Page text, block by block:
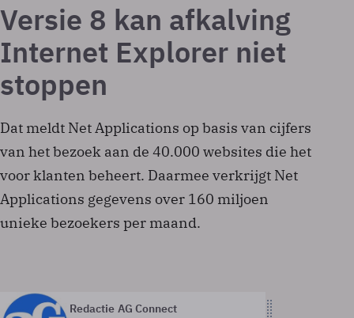
Versie 8 kan afkalving
Internet Explorer niet
stoppen
Dat meldt Net Applications op basis van cijfers
van het bezoek aan de 40.000 websites die het
voor klanten beheert. Daarmee verkrijgt Net
Applications gegevens over 160 miljoen
unieke bezoekers per maand.
Redactie AG Connect